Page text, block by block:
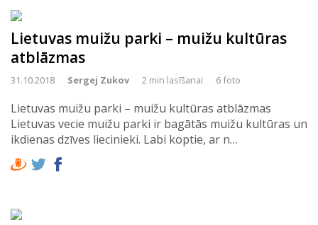
Lietuvas muižu parki – muižu kultūras
atblāzmas
31.10.2018 Sergej Zukov 2 min lasīšanai 6 foto
Lietuvas muižu parki – muižu kultūras atblāzmas
Lietuvas vecie muižu parki ir bagātās muižu kultūras un
ikdienas dzīves liecinieki. Labi koptie, ar n…